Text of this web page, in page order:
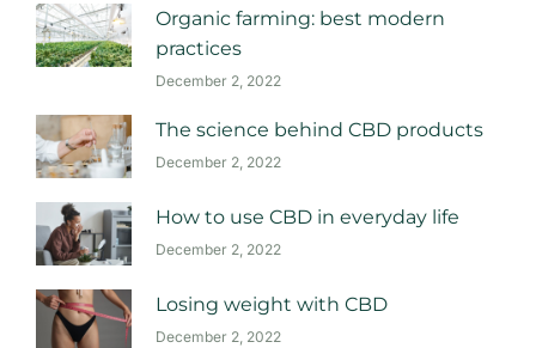
Organic farming: best modern
practices
December 2, 2022
The science behind CBD products
December 2, 2022
How to use CBD in everyday life
December 2, 2022
Losing weight with CBD
December 2, 2022